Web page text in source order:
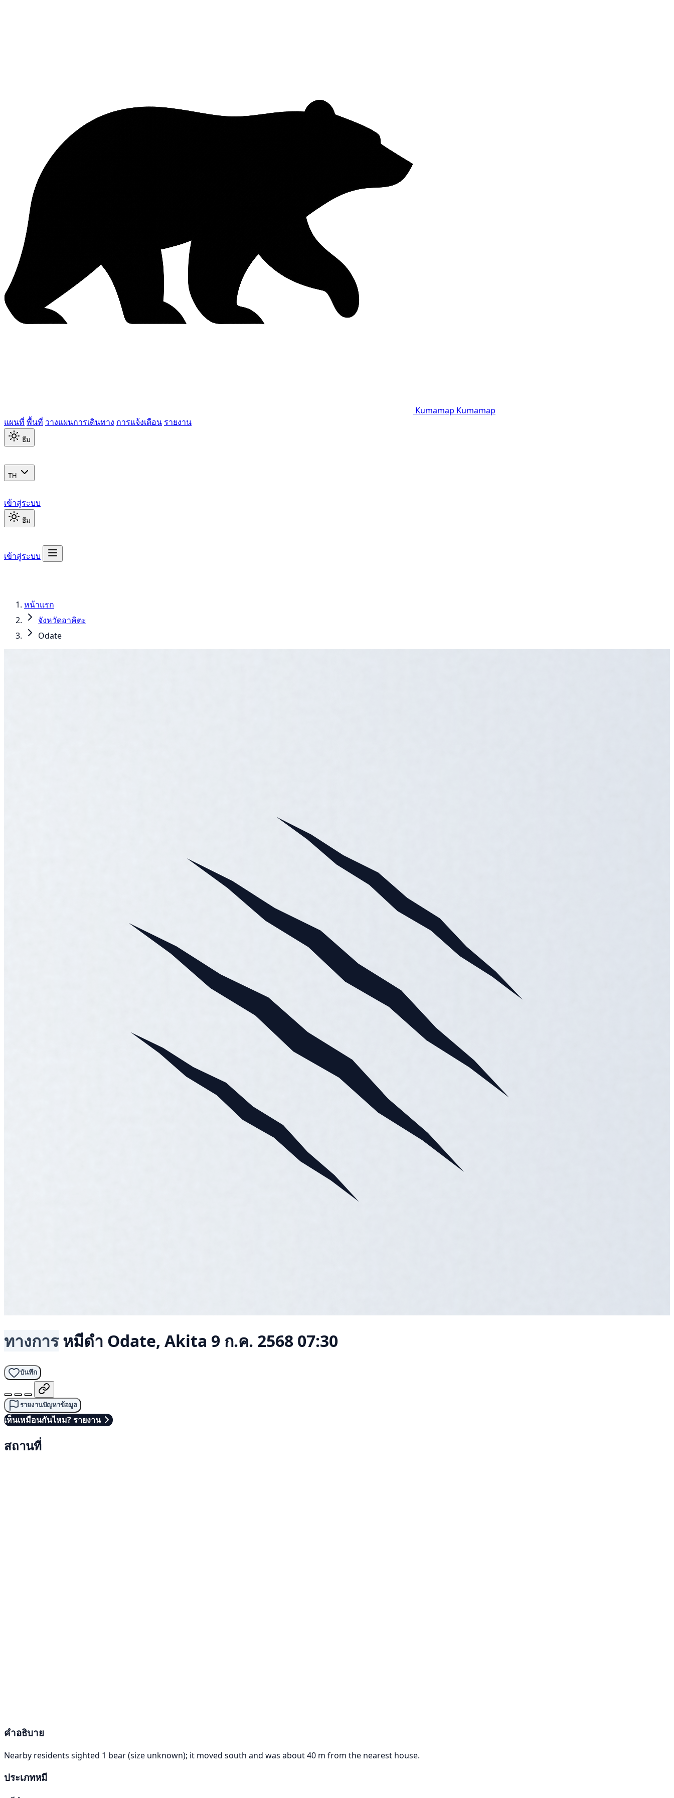
Kumamap Kumamap
แผนที่ พื้นที่ วางแผนการเดินทาง การแจ้งเตือน รายงาน
ธีม
TH
เข้าสู่ระบบ
ธีม
เข้าสู่ระบบ
หน้าแรก
จังหวัดอาคิตะ
Odate
ทางการ หมีดำ Odate, Akita 9 ก.ค. 2568 07:30
บันทึก
รายงานปัญหาข้อมูล
เห็นเหมือนกันไหม? รายงาน
สถานที่
คำอธิบาย
Nearby residents sighted 1 bear (size unknown); it moved south and was about 40 m from the nearest house.
ประเภทหมี